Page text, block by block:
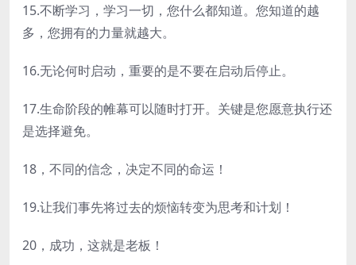
15.不断学习，学习一切，您什么都知道。您知道的越
多，您拥有的力量就越大。
16.无论何时启动，重要的是不要在启动后停止。
17.生命阶段的帷幕可以随时打开。关键是您愿意执行还
是选择避免。
18，不同的信念，决定不同的命运！
19.让我们事先将过去的烦恼转变为思考和计划！
20，成功，这就是老板！